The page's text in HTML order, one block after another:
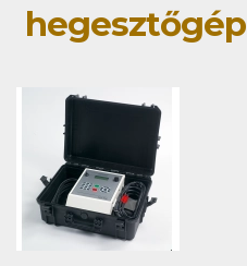
hegesztőgép